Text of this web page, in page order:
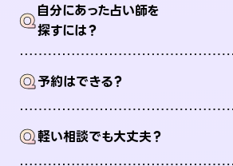
Q自分にあった占い師を
探すには？
Q予約はできる？
Q軽い相談でも大丈夫？